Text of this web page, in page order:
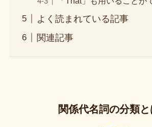
よく読まれている記事
関連記事
関係代名詞の分類と